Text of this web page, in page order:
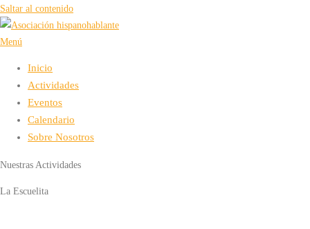
Saltar al contenido
Menú
Inicio
Actividades
Eventos
Calendario
Sobre Nosotros
Nuestras Actividades
La Escuelita